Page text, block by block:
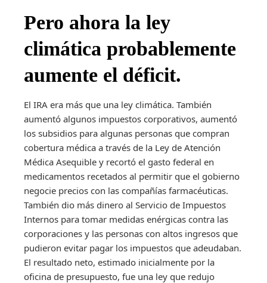
Pero ahora la ley
climática probablemente
aumente el déficit.
El IRA era más que una ley climática. También
aumentó algunos impuestos corporativos, aumentó
los subsidios para algunas personas que compran
cobertura médica a través de la Ley de Atención
Médica Asequible y recortó el gasto federal en
medicamentos recetados al permitir que el gobierno
negocie precios con las compañías farmacéuticas.
También dio más dinero al Servicio de Impuestos
Internos para tomar medidas enérgicas contra las
corporaciones y las personas con altos ingresos que
pudieron evitar pagar los impuestos que adeudaban.
El resultado neto, estimado inicialmente por la
oficina de presupuesto, fue una ley que redujo